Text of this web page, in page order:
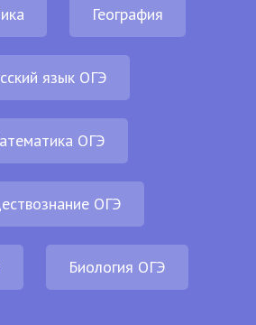
География
язык ОГЭ
ОГЭ
ОГЭ
Биология ОГЭ